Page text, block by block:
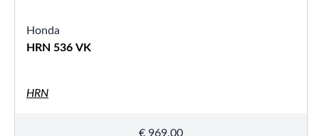
Honda
HRN 536 VK
HRN
€ 969,00